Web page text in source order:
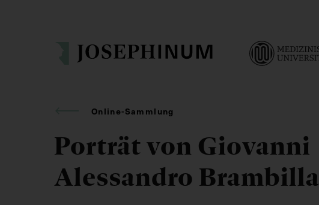
Online-Sammlung
Porträt von Giovanni
Alessandro Brambilla